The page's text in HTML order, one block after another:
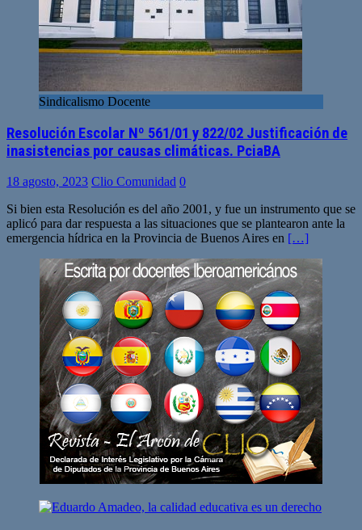
Sindicalismo Docente
Resolución Escolar Nº 561/01 y 822/02 Justificación de
inasistencias por causas climáticas. PciaBA
18 agosto, 2023 Clio Comunidad 0
Si bien esta Resolución es del año 2001, y fue un instrumento que se
aplicó para dar respuesta a las situaciones que se plantearon ante la
emergencia hídrica en la Provincia de Buenos Aires en […]